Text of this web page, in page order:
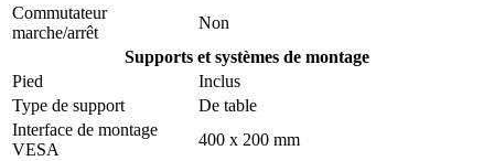
Commutateur
marche/arrêt
Non
Supports et systèmes de montage
Pied
Inclus
Type de support
De table
Interface de montage
VESA
400 x 200 mm